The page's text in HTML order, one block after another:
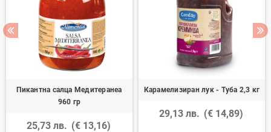
Пикантна салца Медитеранеа
960 гр
25,73 лв. (€ 13,16)
Карамелизиран лук - Туба 2,3 кг
29,13 лв. (€ 14,89)